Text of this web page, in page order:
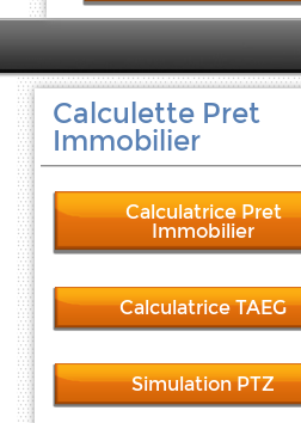
Calculette Pret
Immobilier
Calculatrice Pret
Immobilier
Calculatrice TAEG
Simulation PTZ